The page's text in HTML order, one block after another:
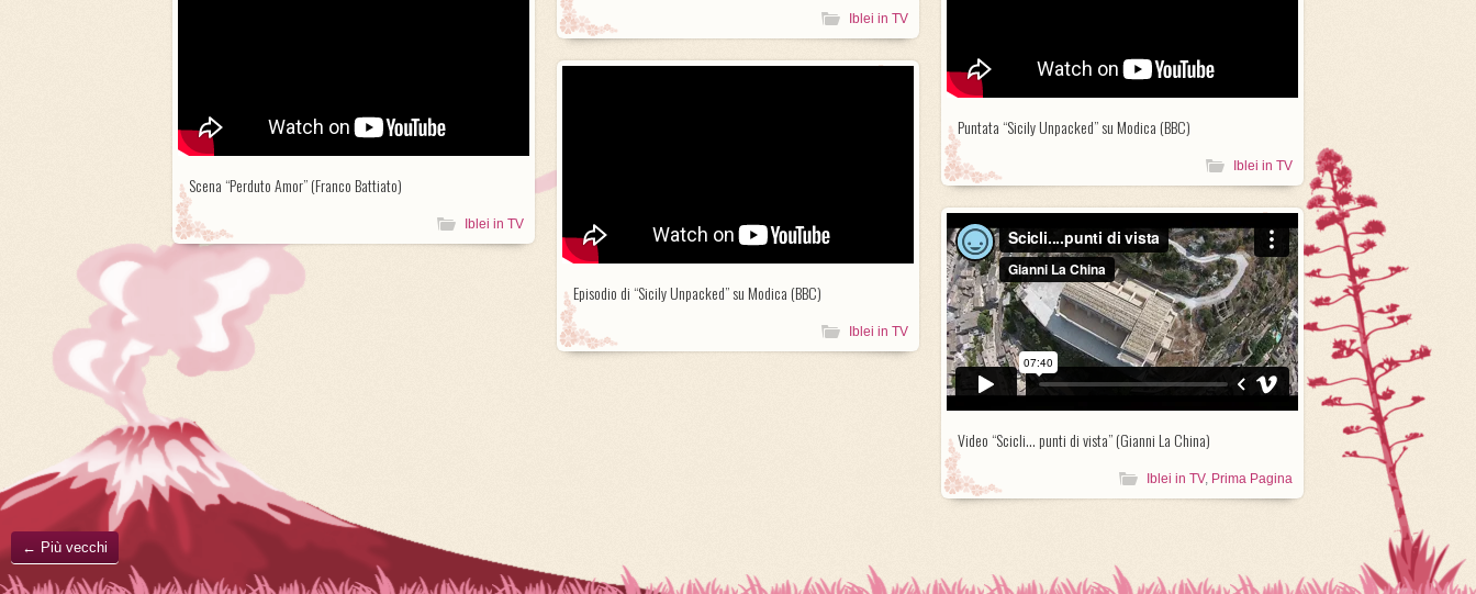
Iblei in TV
Puntata “Sicily Unpacked” su Modica (BBC)
Iblei in TV
Scena “Perduto Amor” (Franco Battiato)
Iblei in TV
Episodio di “Sicily Unpacked” su Modica (BBC)
Iblei in TV
Video “Scicli… punti di vista” (Gianni La China)
Iblei in TV, Prima Pagina
← Più vecchi